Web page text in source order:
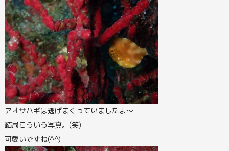
アオサハギは逃げまくっていましたよ～
結局こういう写真。(笑)
可愛いですね(^^)